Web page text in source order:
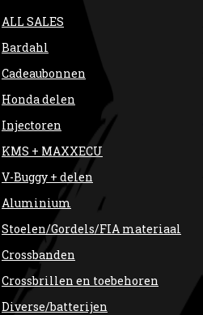
ALL SALES
Bardahl
Cadeaubonnen
Honda delen
Injectoren
KMS + MAXXECU
V-Buggy + delen
Aluminium
Stoelen/Gordels/FIA materiaal
Crossbanden
Crossbrillen en toebehoren
Diverse/batterijen